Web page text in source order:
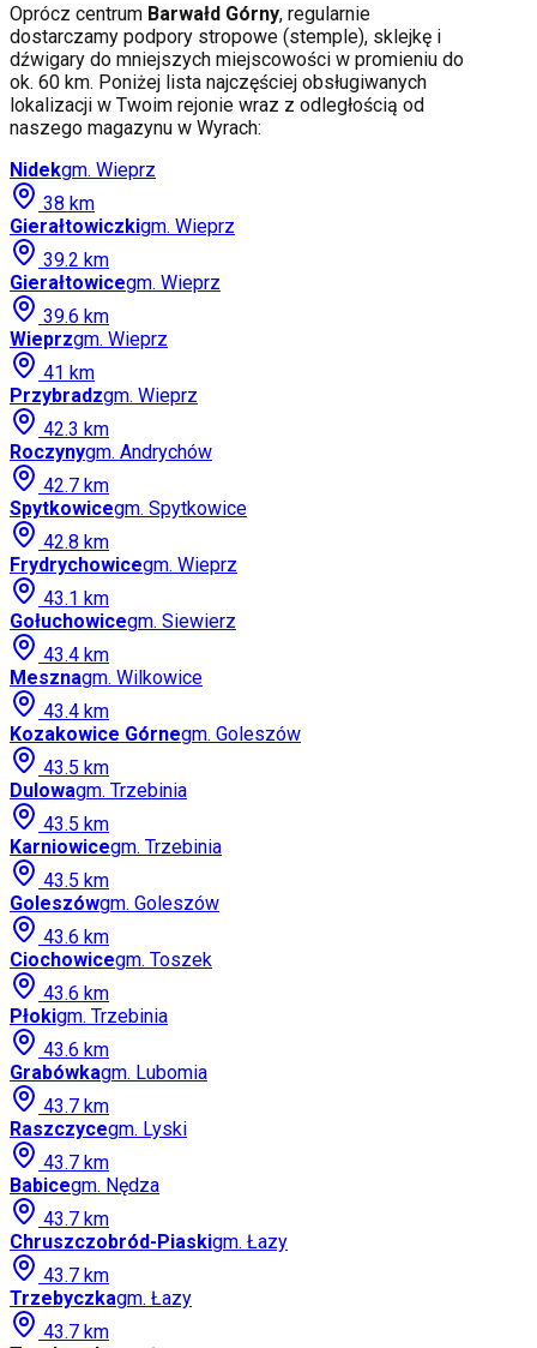
Oprócz centrum Barwałd Górny, regularnie
dostarczamy podpory stropowe (stemple), sklejkę i
dźwigary do mniejszych miejscowości w promieniu do
ok. 60 km. Poniżej lista najczęściej obsługiwanych
lokalizacji w Twoim rejonie wraz z odległością od
naszego magazynu w Wyrach:
Nidekgm. Wieprz
38 km
Gierałtowiczkigm. Wieprz
39.2 km
Gierałtowicegm. Wieprz
39.6 km
Wieprzgm. Wieprz
41 km
Przybradzgm. Wieprz
42.3 km
Roczynygm. Andrychów
42.7 km
Spytkowicegm. Spytkowice
42.8 km
Frydrychowicegm. Wieprz
43.1 km
Gołuchowicegm. Siewierz
43.4 km
Mesznagm. Wilkowice
43.4 km
Kozakowice Górnegm. Goleszów
43.5 km
Dulowagm. Trzebinia
43.5 km
Karniowicegm. Trzebinia
43.5 km
Goleszówgm. Goleszów
43.6 km
Ciochowicegm. Toszek
43.6 km
Płokigm. Trzebinia
43.6 km
Grabówkagm. Lubomia
43.7 km
Raszczycegm. Lyski
43.7 km
Babicegm. Nędza
43.7 km
Chruszczobród-Piaskigm. Łazy
43.7 km
Trzebyczkagm. Łazy
43.7 km